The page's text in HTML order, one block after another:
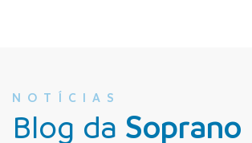
NOTÍCIAS
Blog da Soprano